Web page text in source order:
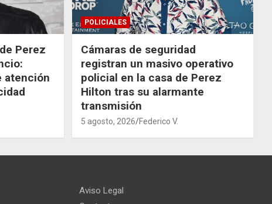
Perez
atención
POLICIALES
Cámaras de seguridad
registran un masivo operativo
policial en la casa de Perez
Hilton tras su alarmante
transmisión
5 agosto, 2026 Federico V.
Aviso Legal